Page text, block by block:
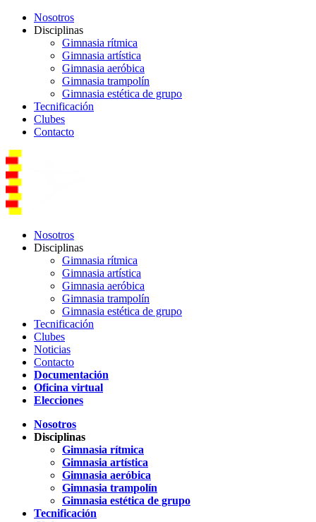
Nosotros
Disciplinas
Gimnasia rítmica
Gimnasia artística
Gimnasia aeróbica
Gimnasia trampolín
Gimnasia estética de grupo
Tecnificación
Clubes
Contacto
Nosotros
Disciplinas
Gimnasia rítmica
Gimnasia artística
Gimnasia aeróbica
Gimnasia trampolín
Gimnasia estética de grupo
Tecnificación
Clubes
Noticias
Contacto
Documentación
Oficina virtual
Elecciones
Nosotros
Disciplinas
Gimnasia rítmica
Gimnasia artística
Gimnasia aeróbica
Gimnasia trampolín
Gimnasia estética de grupo
Tecnificación